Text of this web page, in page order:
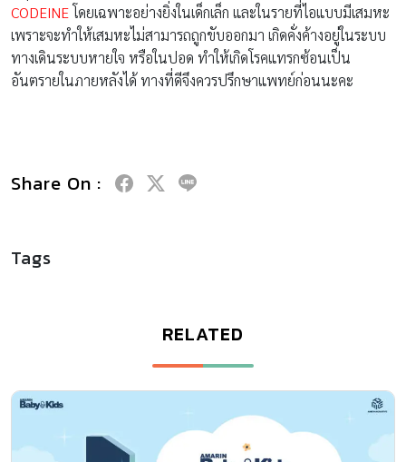
CODEINE โดยเฉพาะอย่างยิ่งในเด็กเล็ก และในรายที่ไอแบบมีเสมหะ
เพราะจะทำให้เสมหะไม่สามารถถูกขับออกมา เกิดคั่งค้างอยู่ในระบบ
ทางเดินระบบหายใจ หรือในปอด ทำให้เกิดโรคแทรกซ้อนเป็น
อันตรายในภายหลังได้ ทางที่ดีจึงควรปรึกษาแพทย์ก่อนนะคะ
Share On :
Tags
RELATED